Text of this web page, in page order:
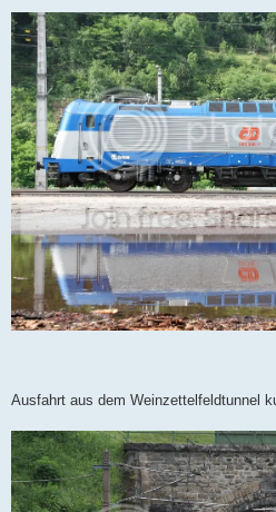
Ausfahrt aus dem Weinzettelfeldtunnel